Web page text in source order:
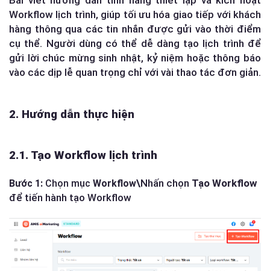
Workflow lịch trình, giúp tối ưu hóa giao tiếp với khách
hàng thông qua các tin nhắn được gửi vào thời điểm
cụ thể. Người dùng có thể dễ dàng tạo lịch trình để
gửi lời chúc mừng sinh nhật, kỷ niệm hoặc thông báo
vào các dịp lễ quan trọng chỉ với vài thao tác đơn giản.
2. Hướng dẫn thực hiện
2.1. Tạo Workflow lịch trình
Bước 1: Chọn mục Workflow\Nhấn chọn Tạo Workflow
để tiến hành tạo Workflow